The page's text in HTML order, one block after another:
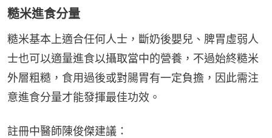
糙米進食分量
糙米基本上適合任何人士，斷奶後嬰兒、脾胃虛弱人
士也可以適量進食以攝取當中的營養，不過始終糙米
外層粗糙，食用過後或對腸胃有一定負擔，因此需注
意進食分量才能發揮最佳功效。
註冊中醫師陳俊傑建議：